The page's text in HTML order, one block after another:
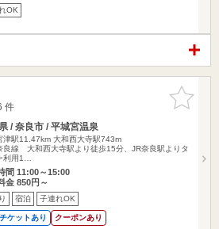
OK
お気に入
りに追加
件
/ 奈良市 / 平城宮温泉
津駅11.47km 大和西大寺駅743m
良線 大和西大寺駅より徒歩15分、JR奈良駅よりタ
利用1…
間 11:00～15:00
金 850円～
宿泊 子連れOK
ケットあり クーポンあり